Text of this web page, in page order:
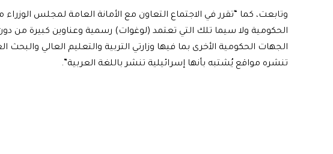
وتابعت، كما “تقرر في الاجتماع التعاون مع الأمانة العامة لمجلس
الحكومية ولا سيما تلك التي تعتمد (لوغوات) رسمية وعناوين كبيرة من
الجهات الحكومية الأخرى بما فيها وزارتي التربية والتعليم العالي
تنشره مواقع يُشتبه بأنها إسرائيلية تنشر باللغة العربية”.